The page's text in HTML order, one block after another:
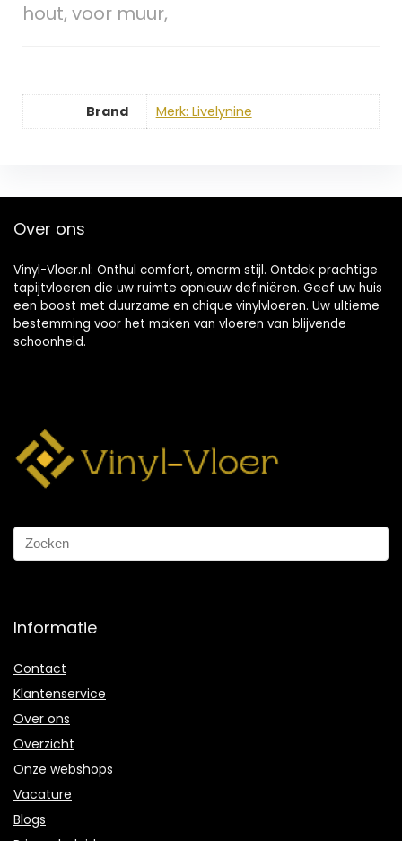
hout, voor muur,
Brand Merk: Livelynine
Over ons
Vinyl-Vloer.nl: Onthul comfort, omarm stijl. Ontdek prachtige
tapijtvloeren die uw ruimte opnieuw definiëren. Geef uw huis
een boost met duurzame en chique vinylvloeren. Uw ultieme
bestemming voor het maken van vloeren van blijvende
schoonheid.
Informatie
Contact
Klantenservice
Over ons
Overzicht
Onze webshops
Vacature
Blogs